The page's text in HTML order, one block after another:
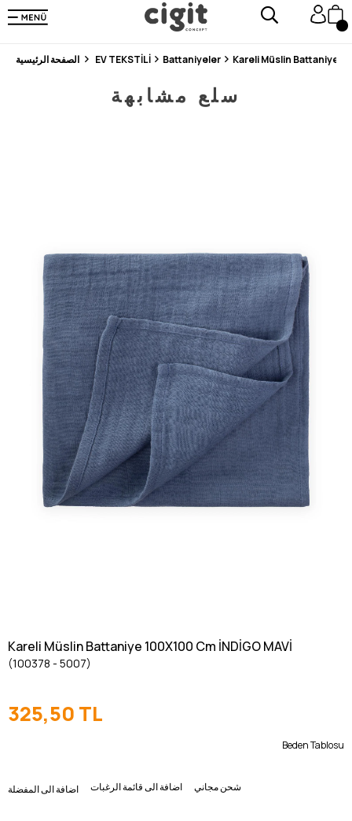
En Uygun Fiyat Garantisi !
300₺ ve Üzeri Alışverişlerde Kargo Ücretsiz !
Koşulsuz Şartsız İade İmkanı
EV TEKSTİLİ Battaniyeler Kareli Müslin Battaniye
سلع مشابهة
Kareli Müslin Battaniye 100X100 Cm İNDİGO MAVİ
(100378 - 5007)
325,50 TL
Beden Tablosu
اضافة الى المفضلة اضافة الى قائمة الرغبات شحن مجاني